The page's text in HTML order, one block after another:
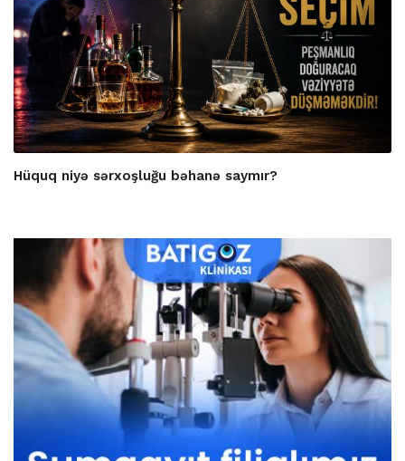
Hüquq niyə sərxoşluğu bəhanə saymır?